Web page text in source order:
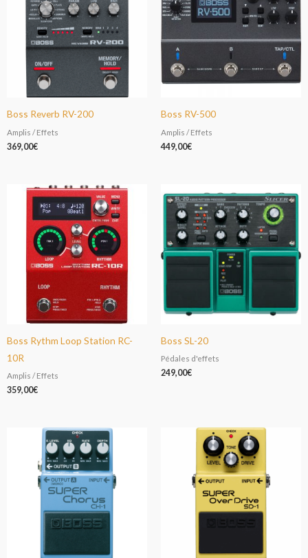
Boss Reverb RV-200
Amplis / Effets
369,00€
Boss RV-500
Amplis / Effets
449,00€
Boss Rythm Loop Station RC-
10R
Amplis / Effets
359,00€
Boss SL-20
Pédales d'effets
249,00€